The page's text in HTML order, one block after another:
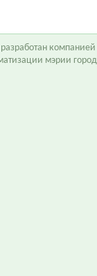
компанией
мэрии